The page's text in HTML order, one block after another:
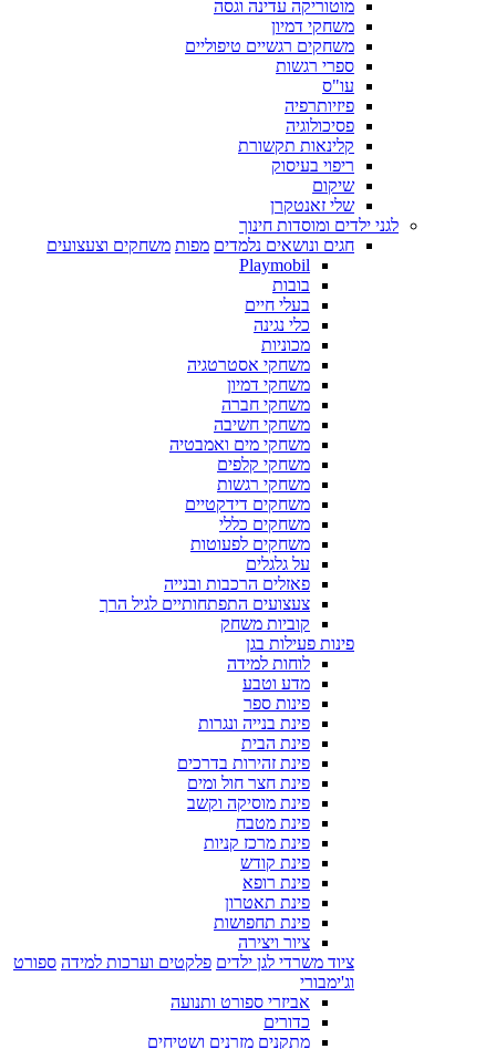
מוטוריקה עדינה וגסה
משחקי דמיון
משחקים רגשיים טיפוליים
ספרי רגשות
עו"ס
פיזיותרפיה
פסיכולוגיה
קלינאות תקשורת
ריפוי בעיסוק
שיקום
שלי זאנטקרן
לגני ילדים ומוסדות חינוך
חגים ונושאים נלמדים מפות משחקים וצעצועים
Playmobil
בובות
בעלי חיים
כלי נגינה
מכוניות
משחקי אסטרטגיה
משחקי דמיון
משחקי חברה
משחקי חשיבה
משחקי מים ואמבטיה
משחקי קלפים
משחקי רגשות
משחקים דידקטיים
משחקים כללי
משחקים לפעוטות
על גלגלים
פאזלים הרכבות ובנייה
צעצועים התפתחותיים לגיל הרך
קוביות משחק
פינות פעילות בגן
לוחות למידה
מדע וטבע
פינות ספר
פינת בנייה ונגרות
פינת הבית
פינת זהירות בדרכים
פינת חצר חול ומים
פינת מוסיקה וקשב
פינת מטבח
פינת מרכז קניות
פינת קודש
פינת רופא
פינת תאטרון
פינת תחפושות
ציור ויצירה
ציוד משרדי לגן ילדים פלקטים וערכות למידה ספורט
וג'ימבורי
אביזרי ספורט ותנועה
כדורים
מתקנים מזרנים ושטיחים